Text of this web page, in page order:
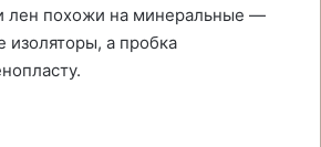
лен похожи на минеральные —
изоляторы, а пробка